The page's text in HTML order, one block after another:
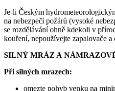
Je-li Českým
na nebezpečí požárů (vysoké
se rozdělávání ohně kdekoli v
kouření, nepoužívejte zapalovače
SILNÝ MRÁZ A
Při silných mrazech:
omezte pohyb venku na